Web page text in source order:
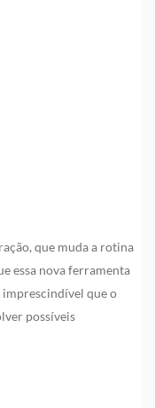
que muda a rotina
essa nova ferramenta
imprescindível que o
possíveis